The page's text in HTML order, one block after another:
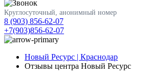
Круглосуточный, анонимный номер
8 (903) 856-62-07
+7(903)856-62-07
Новый Ресурс | Краснодар
Отзывы центра Новый Ресурс